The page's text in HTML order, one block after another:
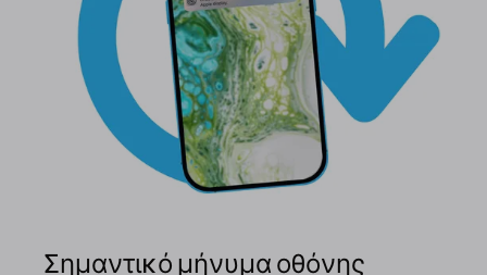
Σημαντικό μήνυμα οθόνης